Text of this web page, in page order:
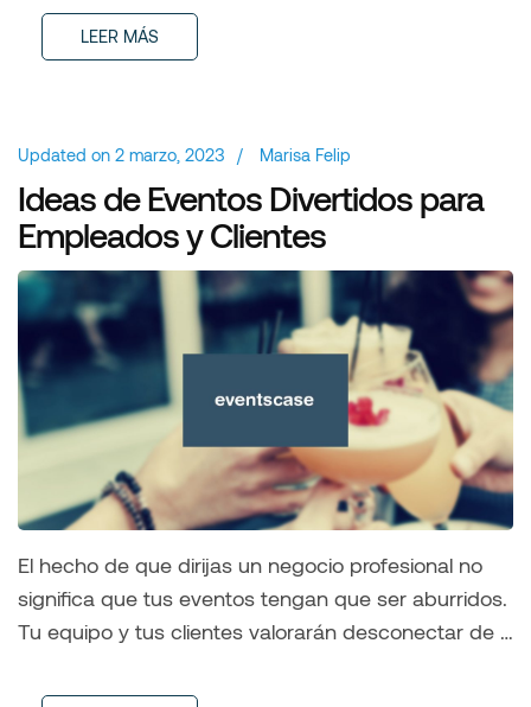
LEER MÁS
Updated on 2 marzo, 2023 / Marisa Felip
Ideas de Eventos Divertidos para
Empleados y Clientes
El hecho de que dirijas un negocio profesional no
significa que tus eventos tengan que ser aburridos.
Tu equipo y tus clientes valorarán desconectar de …